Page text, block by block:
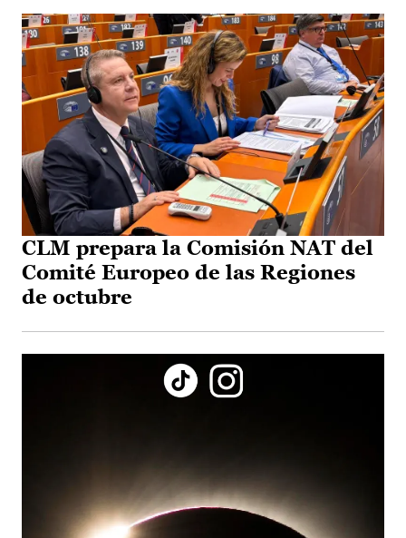
CLM prepara la Comisión NAT del
Comité Europeo de las Regiones
de octubre